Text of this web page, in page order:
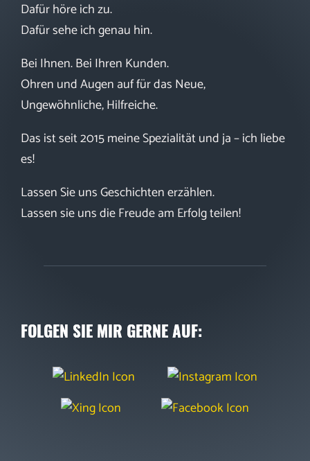
Dafür höre ich zu.
Dafür sehe ich genau hin.
Bei Ihnen. Bei Ihren Kunden.
Ohren und Augen auf für das Neue,
Ungewöhnliche, Hilfreiche.
Das ist seit 2015 meine Spezialität und ja – ich liebe
es!
Lassen Sie uns Geschichten erzählen.
Lassen sie uns die Freude am Erfolg teilen!
FOLGEN SIE MIR GERNE AUF: